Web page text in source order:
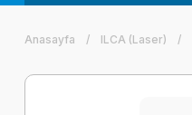
Anasayfa ILCA (Laser)